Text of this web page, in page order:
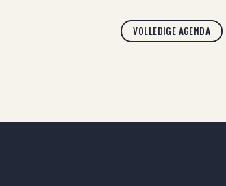
VOLLEDIGE AGENDA